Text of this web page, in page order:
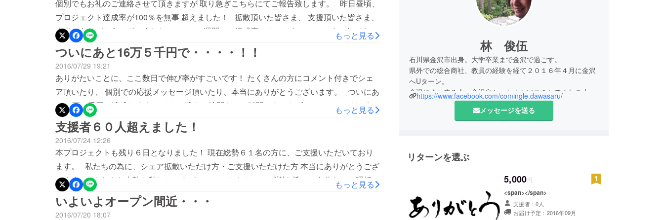
個別でもお礼のご連絡させて頂きますが 取り急ぎこちらにてご報告致します。 昨日昼頃、
プロジェクト達成率が100％を無事 超えました！ 拡散頂いた皆さま、 支援頂いた皆さま、
本当にありがとうございました。 この一週間で、達成率６０％から１４０％まで伸びまし
た。 ただただ驚いておりますが、改めて私たちは多くの方に 支えてられているなと感じ、
これから始まるゲストハウスに 対して、覚悟を新たにしている次第です。 皆さまの感謝を
形にできるよう 夫婦ともども頑張って参りますので 引き続き、よろしくお願い致します！
もっと見る
ついにあと16万５千円で・・・・！！
2016/07/29 19:21
ありがたいことに、ここ数日で伸び率がすごいです！ たくさんの方にコメント付きでシェ
ア頂いたり、 個別での応援メッセージ頂いたり、本当にありがとうございます。 ついにあ
と16万５千円で達成します！ そして残りの時間も２９時間とあとわずか。。。。 がんばり
ます！
もっと見る
支援者６０人超えました！
2016/07/24 12:26
本プロジェクトも残り６日となりました！ 現在総勢６１名の方に、ご支援いただいており
ます。 私たちの為に、シェア拡散いただけ方・ご支援いただけた方 本当にありがとうござ
います！ まだまだ未熟な私たちですが、このみなさんへの 感謝を旨に、自分たちの理想の
ゲストハウスを作り 世界中に金沢ファンを作っていきたいと思います！ 引き続きご支援よ
ろしくお願いします
もっと見る
いよいよオープン間近・・・
2016/07/20 18:07
林 俊伍
石川県金沢市出身。大学卒業まで金沢で過ごす。
県外での総合商社、教員の経験を経て２０１６年４月に金沢
へUターン。
金沢にまた来る人、金沢良かったよと口コミしてくれる人を
増やしたい、という想いから、帰郷を機に独立。
https://www.facebook.com/comingle.dawasaru/
メッセージを送る
リターンを選ぶ
5,000円
<span></span>
支援者：0人
お届け予定：2016年09月